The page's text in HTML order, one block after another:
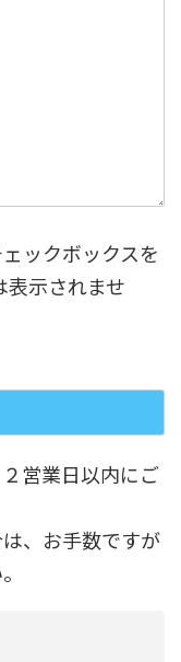
ックボックスを
表示されませ
営業日以内にご
、お手数ですが